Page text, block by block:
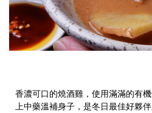
香濃可口的燒酒雞，使用滿滿的有
上中藥溫補身子，是冬日最佳好夥伴